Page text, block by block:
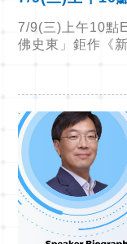
「奧立佛史東
7/9(三)上午10點
佛史東」鉅作《